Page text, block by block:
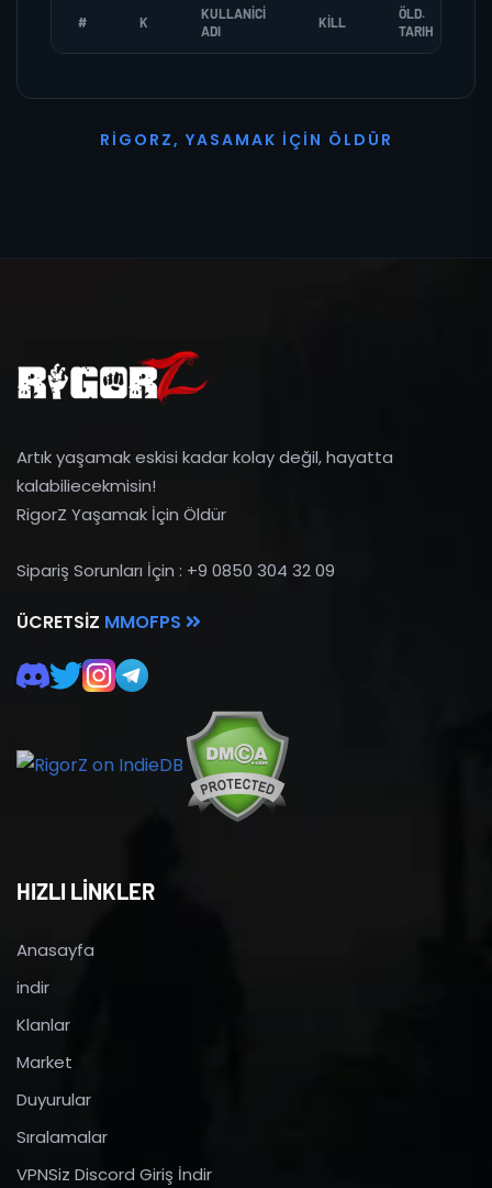
# K
KULLANICI
ADI
KILL
ÖLD.
TARIH
R I G O R Z, YASAMAK İ ÇI N Ö L D Ü R
Artık yaşamak eskisi kadar kolay değil, hayatta
kalabiliecekmisin!
RigorZ Yaşamak İçin Öldür
Sipariş Sorunları İçin : +9 0850 304 32 09
ÜCRETSIZ MMOFPS
HIZLI LİNKLER
Anasayfa
indir
Klanlar
Market
Duyurular
Sıralamalar
VPNSiz Discord Giriş İndir